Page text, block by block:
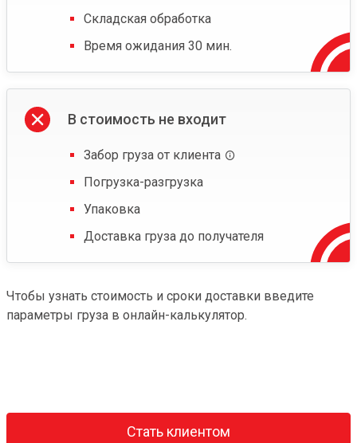
Складская обработка
Время ожидания 30 мин.
В стоимость не входит
Забор груза от клиента
Погрузка-разгрузка
Упаковка
Доставка груза до получателя
Чтобы узнать стоимость и сроки доставки введите
параметры груза в онлайн-калькулятор.
Стать клиентом